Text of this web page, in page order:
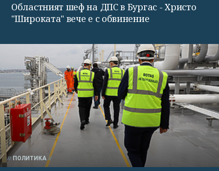
Областният шеф на ДПС в Бургас - Христо
"Широката" вече е с обвинение
ПОЛИТИКА